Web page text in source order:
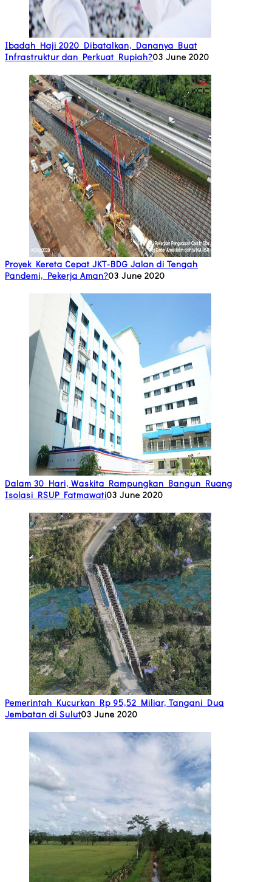
Ibadah Haji 2020 Dibatalkan, Dananya Buat
Infrastruktur dan Perkuat Rupiah?03 June 2020
Proyek Kereta Cepat JKT-BDG Jalan di Tengah
Pandemi, Pekerja Aman?03 June 2020
Dalam 30 Hari, Waskita Rampungkan Bangun Ruang
Isolasi RSUP Fatmawati03 June 2020
Pemerintah Kucurkan Rp 95,52 Miliar, Tangani Dua
Jembatan di Sulut03 June 2020